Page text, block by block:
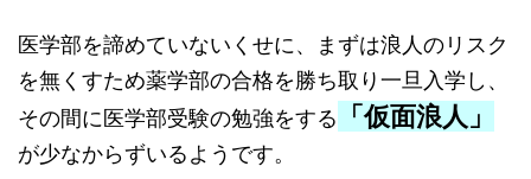
医学部を諦めていないくせに、まずは浪人のリスク
を無くすため薬学部の合格を勝ち取り一旦入学し、
その間に医学部受験の勉強をする
「仮面浪人」
が少なからずいるようです。